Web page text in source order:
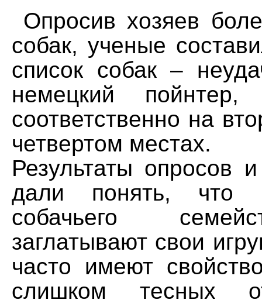
Опросив хозяев
собак, ученые
список собак –
немецкий пойнтер,
соответственно на
четвертом местах.
Результаты опросов
дали понять, что
собачьего
заглатывают свои
часто имеют
слишком тесных